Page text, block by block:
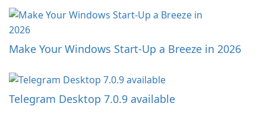
Make Your Windows Start-Up a Breeze in 2026
Telegram Desktop 7.0.9 available